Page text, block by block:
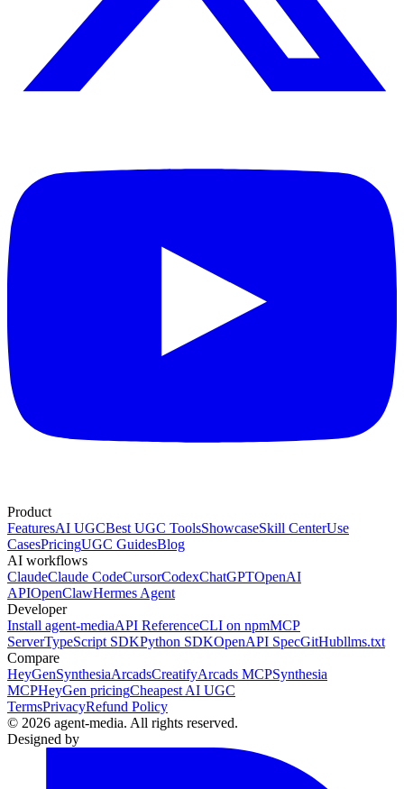
Product
FeaturesAI UGCBest UGC ToolsShowcaseSkill CenterUse
CasesPricingUGC GuidesBlog
AI workflows
ClaudeClaude CodeCursorCodexChatGPTOpenAI
APIOpenClawHermes Agent
Developer
Install agent-mediaAPI ReferenceCLI on npmMCP
ServerTypeScript SDKPython SDKOpenAPI SpecGitHubllms.txt
Compare
HeyGenSynthesiaArcadsCreatifyArcads MCPSynthesia
MCPHeyGen pricingCheapest AI UGC
TermsPrivacyRefund Policy
© 2026 agent-media. All rights reserved.
Designed by